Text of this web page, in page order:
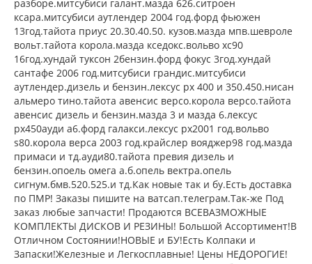
разборе.митсубиси галант.мазда 626.ситроен
ксара.митсубиси аутлендер 2004 год.форд фьюжен
13год.тайота приус 20.30.40.50. кузов.мазда мпв.шевроле
вольт.тайота корола.мазда кседокс.вольво хс90
16год.хундай туксон 2бензин.форд фокус 3год.хундай
сантафе 2006 год.митсубиси грандис.митсубиси
аутлендер.дизель и бензин.лексус рх 400 и 350.450.нисан
альмеро тино.тайота авенсис версо.корола версо.тайота
авенсис дизель и бензин.мазда 3 и мазда 6.лексус
рх450ауди а6.форд галакси.лексус рх2001 год.вольво
s80.корола верса 2003 год.крайслер вояджер98 год.мазда
примаси и тд.ауди80.тайота превия дизель и
бензин.опоель омега а.б.опель вектра.опель
сигнум.бмв.520.525.и тд.Как новые так и бу.Есть доставка
по ПМР! Заказы пишите на ватсап.телеграм.Так-же Под
заказ любые запчасти! Продаются ВСЕВАЗМОЖНЫЕ
КОМПЛЕКТЫ ДИСКОВ И РЕЗИНЫ! Большой Ассортимент!В
Отличном Состоянии!НОВЫЕ и БУ!Есть Колпаки и
Запаски!Железные и Легкосплавные! Цены НЕДОРОГИЕ!